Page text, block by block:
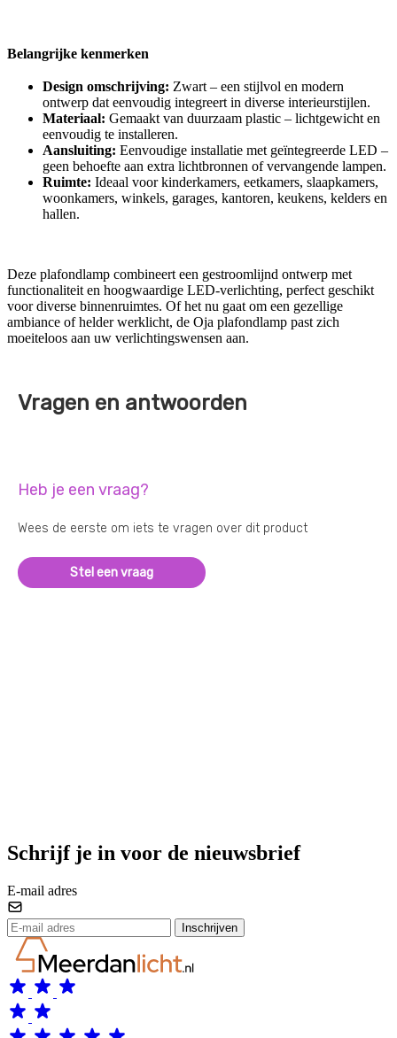
Belangrijke kenmerken
Design omschrijving: Zwart – een stijlvol en modern
ontwerp dat eenvoudig integreert in diverse interieurstijlen.
Materiaal: Gemaakt van duurzaam plastic – lichtgewicht en
eenvoudig te installeren.
Aansluiting: Eenvoudige installatie met geïntegreerde LED –
geen behoefte aan extra lichtbronnen of vervangende lampen.
Ruimte: Ideaal voor kinderkamers, eetkamers, slaapkamers,
woonkamers, winkels, garages, kantoren, keukens, kelders en
hallen.
Deze plafondlamp combineert een gestroomlijnd ontwerp met
functionaliteit en hoogwaardige LED-verlichting, perfect geschikt
voor diverse binnenruimtes. Of het nu gaat om een gezellige
ambiance of helder werklicht, de Oja plafondlamp past zich
moeiteloos aan uw verlichtingswensen aan.
Vragen en antwoorden
Heb je een vraag?
Wees de eerste om iets te vragen over dit product
Stel een vraag
Schrijf je in voor de nieuwsbrief
E-mail adres
Inschrijven